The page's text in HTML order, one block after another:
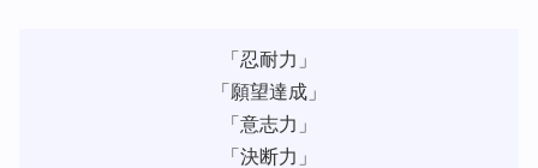
「忍耐力」
「願望達成」
「意志力」
「決断力」